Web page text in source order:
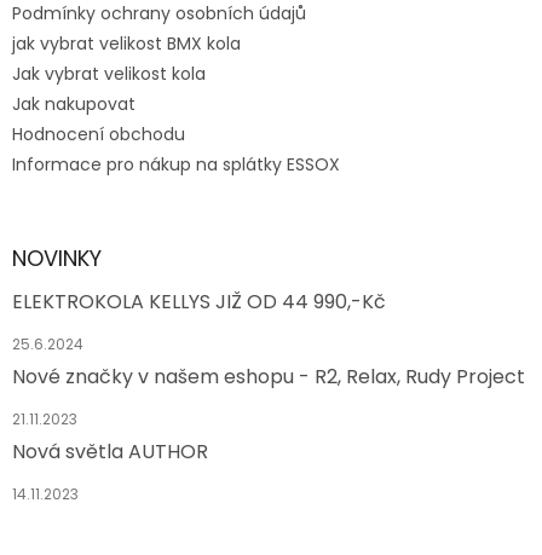
Podmínky ochrany osobních údajů
jak vybrat velikost BMX kola
Jak vybrat velikost kola
Jak nakupovat
Hodnocení obchodu
Informace pro nákup na splátky ESSOX
NOVINKY
ELEKTROKOLA KELLYS JIŽ OD 44 990,-Kč
25.6.2024
Nové značky v našem eshopu - R2, Relax, Rudy Project
21.11.2023
Nová světla AUTHOR
14.11.2023